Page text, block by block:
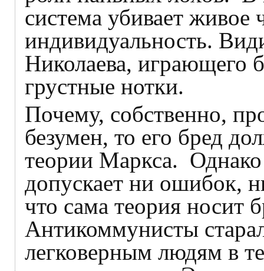
система убивает живое
индивидуальность.
Николаева, играющего
грустные
Почему, собственно,
безумен, то его бред
теории Маркса. Однако
допускает ни ошибок,
что сама теория носит
Антикоммунисты
легковерным людям в